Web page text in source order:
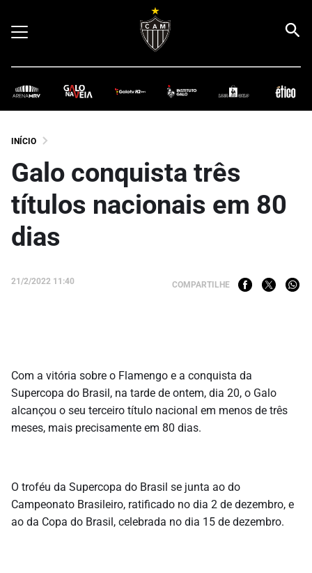
INÍCIO
Galo conquista três
títulos nacionais em 80
dias
21/2/2022 11:40 COMPARTILHE
Com a vitória sobre o Flamengo e a conquista da
Supercopa do Brasil, na tarde de ontem, dia 20, o Galo
alcançou o seu terceiro título nacional em menos de três
meses, mais precisamente em 80 dias.
O troféu da Supercopa do Brasil se junta ao do
Campeonato Brasileiro, ratificado no dia 2 de dezembro, e
ao da Copa do Brasil, celebrada no dia 15 de dezembro.